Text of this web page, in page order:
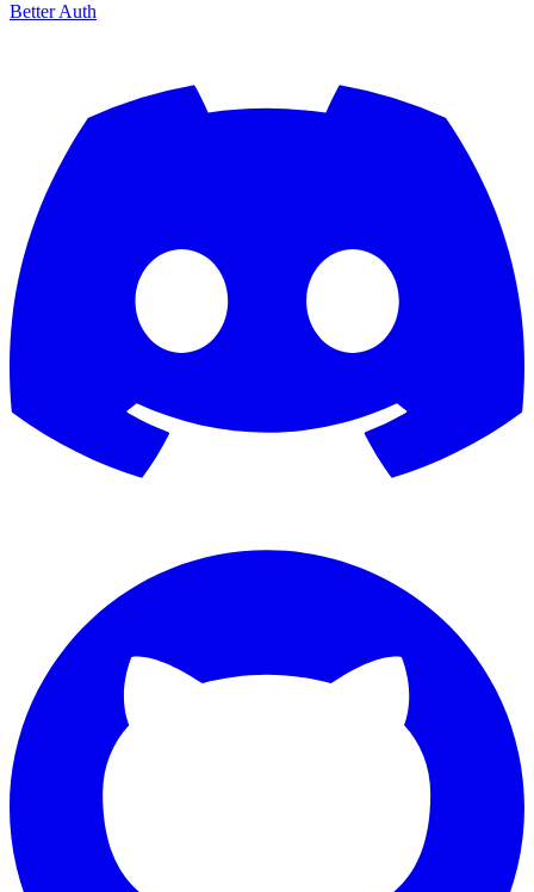
Better Auth